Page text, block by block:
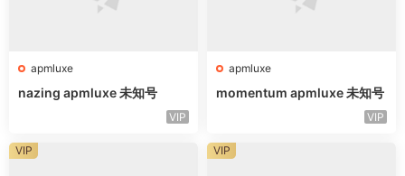
apmluxe
nazing apmluxe 未知号
VIP
apmluxe
momentum apmluxe 未知号
VIP
VIP VIP